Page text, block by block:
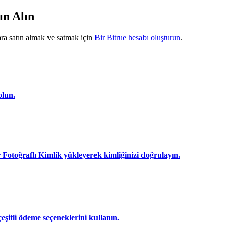
tadını çıkarın
büyük veri analizi.
Alın
satın almak ve satmak için Bir Bitrue hesabı oluşturun.
Kimlik yükleyerek kimliğinizi doğrulayın.
ödeme seçeneklerini kullanın.